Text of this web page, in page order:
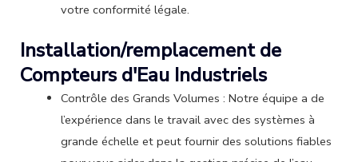
votre conformité légale.
Installation/remplacement de
Compteurs d'Eau Industriels
Contrôle des Grands Volumes : Notre équipe a de
l’expérience dans le travail avec des systèmes à
grande échelle et peut fournir des solutions fiables